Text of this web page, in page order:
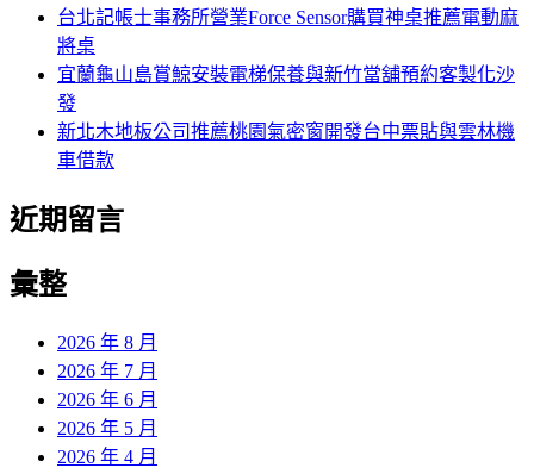
台北記帳士事務所營業Force Sensor購買神桌推薦電動麻
將桌
宜蘭龜山島賞鯨安裝電梯保養與新竹當舖預約客製化沙
發
新北木地板公司推薦桃園氣密窗開發台中票貼與雲林機
車借款
近期留言
彙整
2026 年 8 月
2026 年 7 月
2026 年 6 月
2026 年 5 月
2026 年 4 月